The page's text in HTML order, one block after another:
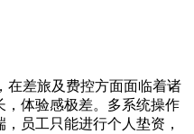
在差旅及费控方面面临着诸
，体验感极差。多系统操作
员工只能进行个人垫资，